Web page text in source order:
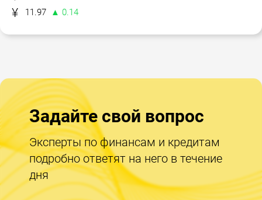
11.97
▲ 0.14
Задайте свой вопрос
Эксперты по финансам и кредитам
подробно ответят на него в течение
дня